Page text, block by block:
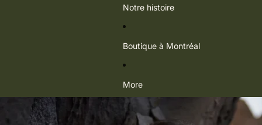
Notre histoire
Boutique à Montréal
More
Passer aux informations sur le produit